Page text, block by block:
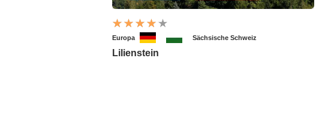
Europa Sächsische Schweiz
Lilienstein